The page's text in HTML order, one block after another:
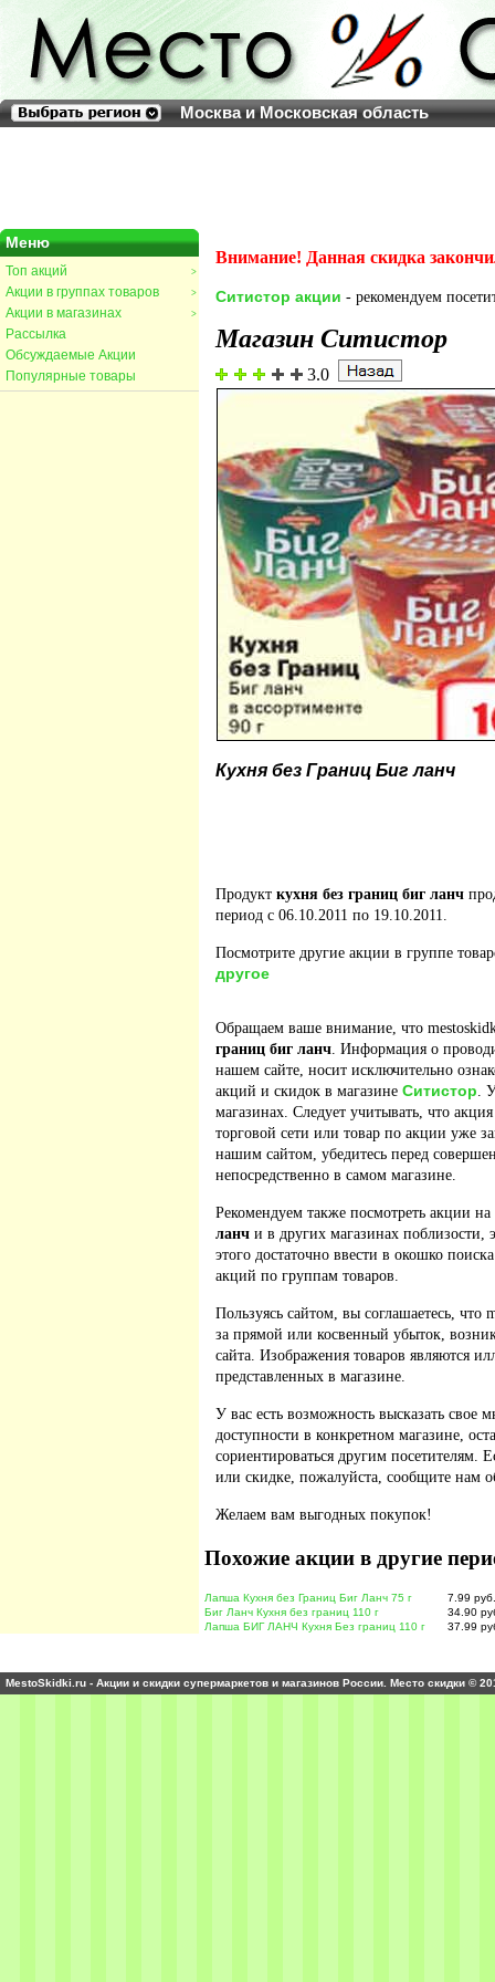
Москва и Московская область
Меню
>
Топ акций
>
Акции в группах товаров
>
Акции в магазинах
Рассылка
Обсуждаемые Акции
Популярные товары
Внимание! Данная скидка
Ситистор акции - рекомендуем
Магазин Ситистор
3.0
Кухня без Границ Биг ланч
Продукт кухня без границ биг ланч
период с 06.10.2011 по 19.10.2011.
Посмотрите другие акции в группе
другое
Обращаем ваше внимание, что
границ биг ланч. Информация о
нашем сайте, носит исключительно
акций и скидок в магазине Ситистор.
магазинах. Следует учитывать, что
торговой сети или товар по акции уже
нашим сайтом, убедитесь перед
непосредственно в самом магазине.
Рекомендуем также посмотреть акции
ланч и в других магазинах поблизости,
этого достаточно ввести в окошко
акций по группам товаров.
Пользуясь сайтом, вы соглашаетесь, что
за прямой или косвенный убыток,
сайта. Изображения товаров являются
представленных в магазине.
У вас есть возможность высказать свое
доступности в конкретном магазине,
сориентироваться другим
или скидке, пожалуйста, сообщите нам
Желаем вам выгодных покупок!
Похожие акции в другие
Лапша Кухня без Границ Биг Ланч 75 г
7.99 руб.
Биг Ланч Кухня без границ 110 г
34.90
Лапша БИГ ЛАНЧ Кухня Без границ 110 г
37.99
MestoSkidki.ru - Акции и скидки супермаркетов и магазинов России. Место скидки ©